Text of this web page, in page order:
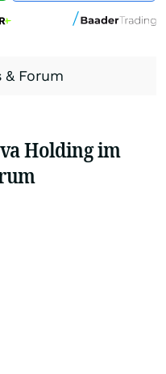
& Forum
Holding im